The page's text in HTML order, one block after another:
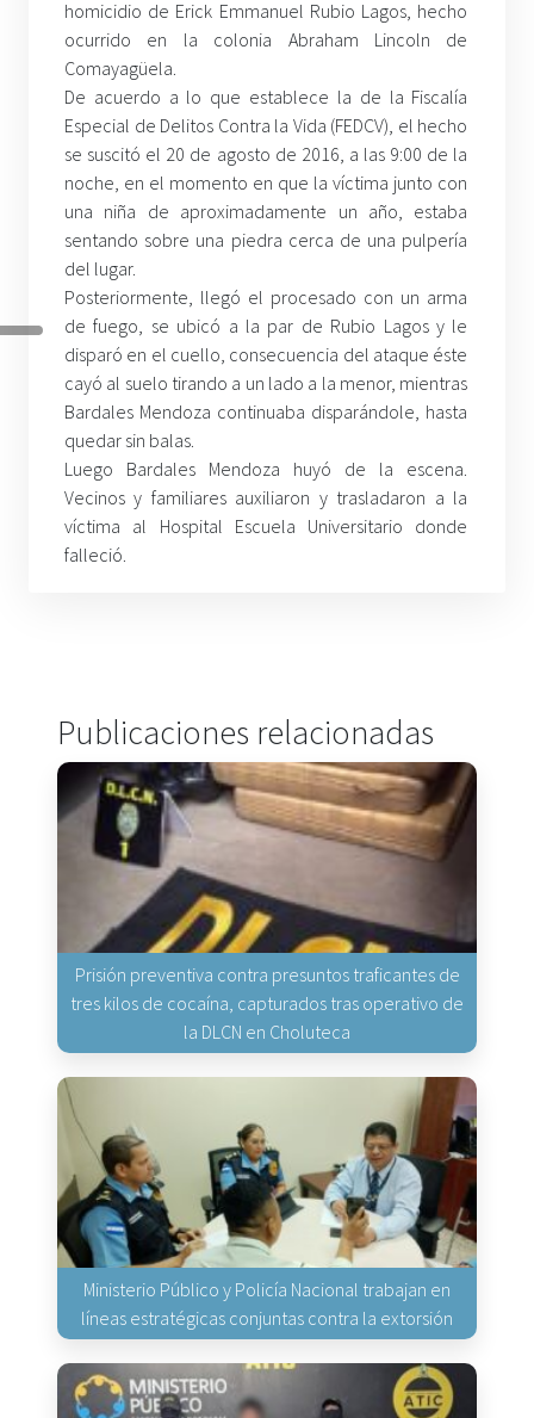
homicidio de Erick Emmanuel Rubio Lagos, hecho
ocurrido en la colonia Abraham Lincoln de
Comayagüela.
De acuerdo a lo que establece la de la Fiscalía
Especial de Delitos Contra la Vida (FEDCV), el hecho
se suscitó el 20 de agosto de 2016, a las 9:00 de la
noche, en el momento en que la víctima junto con
una niña de aproximadamente un año, estaba
sentando sobre una piedra cerca de una pulpería
del lugar.
Posteriormente, llegó el procesado con un arma
de fuego, se ubicó a la par de Rubio Lagos y le
disparó en el cuello, consecuencia del ataque éste
cayó al suelo tirando a un lado a la menor, mientras
Bardales Mendoza continuaba disparándole, hasta
quedar sin balas.
Luego Bardales Mendoza huyó de la escena.
Vecinos y familiares auxiliaron y trasladaron a la
víctima al Hospital Escuela Universitario donde
falleció.
Publicaciones relacionadas
Prisión preventiva contra presuntos traficantes de
tres kilos de cocaína, capturados tras operativo de
la DLCN en Choluteca
Ministerio Público y Policía Nacional trabajan en
líneas estratégicas conjuntas contra la extorsión